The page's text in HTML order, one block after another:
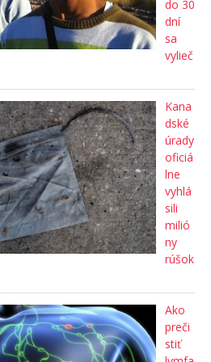
do 30
dní
sa
vylieč
Kana
dské
úrady
oficiá
lne
vyhlá
sili
milió
ny
rúšok
Ako
preči
stiť